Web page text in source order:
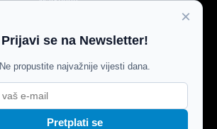
Impressum
Pravila komentiranja
Agroglas
×
Prijavi se na Newsletter!
Ne propustite najvažnije vijesti dana.
Pretplati se